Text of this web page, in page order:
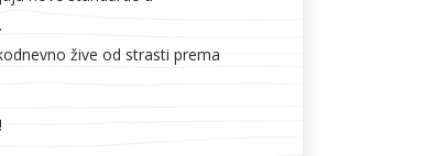
žive od strasti prema